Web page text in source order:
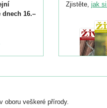
16.–
nebo
Zjistěte, jak
oboru veškeré přírody.